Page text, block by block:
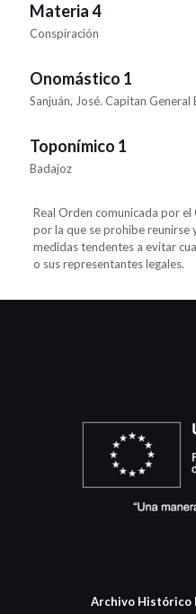
Materia 4
Conspiración
Onomástico 1
Sanjuán, José. Capitan General
Toponímico 1
Badajoz
Real Orden comunicada por
por la que se prohibe reunirse
medidas tendentes a evitar
o sus representantes legales.
Archivo Histórico